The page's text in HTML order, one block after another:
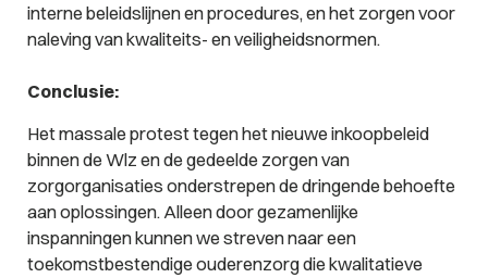
interne beleidslijnen en procedures, en het zorgen voor
naleving van kwaliteits- en veiligheidsnormen.
Conclusie:
Het massale protest tegen het nieuwe inkoopbeleid
binnen de Wlz en de gedeelde zorgen van
zorgorganisaties onderstrepen de dringende behoefte
aan oplossingen. Alleen door gezamenlijke
inspanningen kunnen we streven naar een
toekomstbestendige ouderenzorg die kwalitatieve